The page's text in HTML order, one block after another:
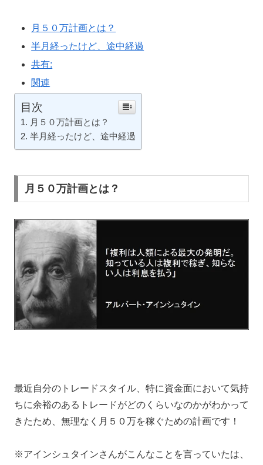
月５０万計画とは？
半月経ったけど、途中経過
共有:
関連
目次
月５０万計画とは？
半月経ったけど、途中経過
月５０万計画とは？
最近自分のトレードスタイル、特に資金面において気持
ちに余裕のあるトレードがどのくらいなのかがわかって
きたため、無理なく月５０万を稼ぐための計画です！
※アインシュタインさんがこんなことを言っていたは、